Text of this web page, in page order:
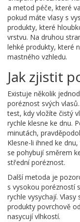
a metod péče, které
pokud máte vlasy s
produkty, které
vrstvu. Na druhou
lehké produkty, které
mastného vzhledu.
Jak zjistit
Existuje několik
poréznost svých
test, kdy vložíte čistý
rychle klesne ke dnu.
minutách,
Klesne-li ihned ke
se pohybují směrem
střední poréznost.
Další metoda je
s vysokou porézností
rychle vysychají.
produkty povrchově
nasycují vlhkostí.